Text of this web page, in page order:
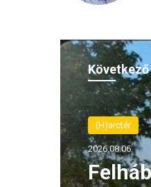
Következő
(H)arctér
2026.08.06.